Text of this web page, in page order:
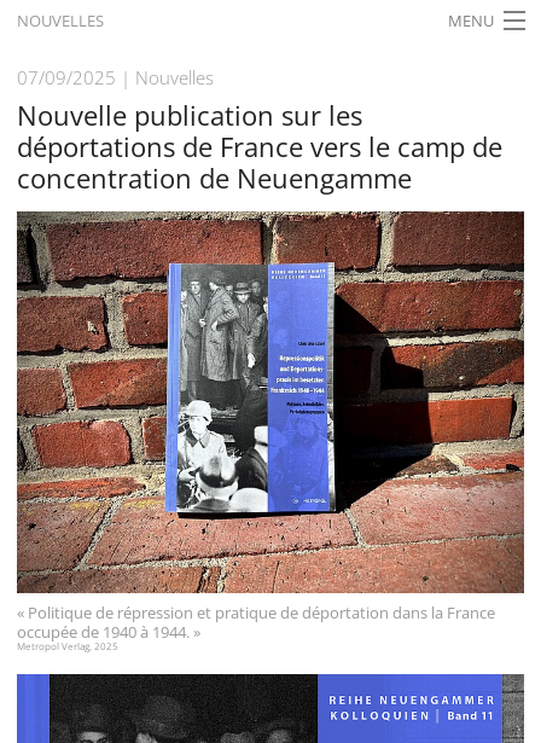
NOUVELLES MENU
ACCUEIL
ACTUALITÉS
EXPOSITIONS
HISTORIQUE
FORMATION
RECHERCHE
SERVICE
Français
07/09/2025 Nouvelles
Nouvelle publication sur les
déportations de France vers le camp de
concentration de Neuengamme
« Politique de répression et pratique de déportation dans la France
occupée de 1940 à 1944. »
Metropol Verlag, 2025